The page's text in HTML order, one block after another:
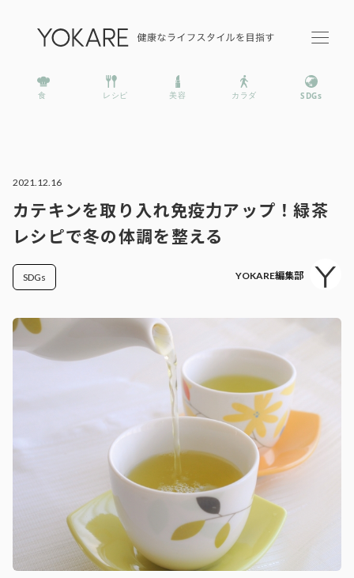
2021.12.16
カテキンを取り入れ免疫力アップ！緑茶
レシピで冬の体調を整える
SDGs YOKARE編集部